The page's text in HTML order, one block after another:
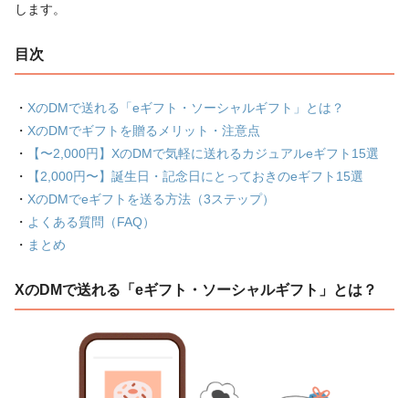
します。
目次
・ XのDMで送れる「eギフト・ソーシャルギフト」とは？
・ XのDMでギフトを贈るメリット・注意点
・
【〜2,000円】XのDMで気軽に送れるカジュアルeギフト15選
・
【2,000円〜】誕生日・記念日にとっておきのeギフト15選
・ XのDMでeギフトを送る方法（3ステップ）
・ よくある質問（FAQ）
・ まとめ
XのDMで送れる「eギフト・ソーシャルギフト」とは？